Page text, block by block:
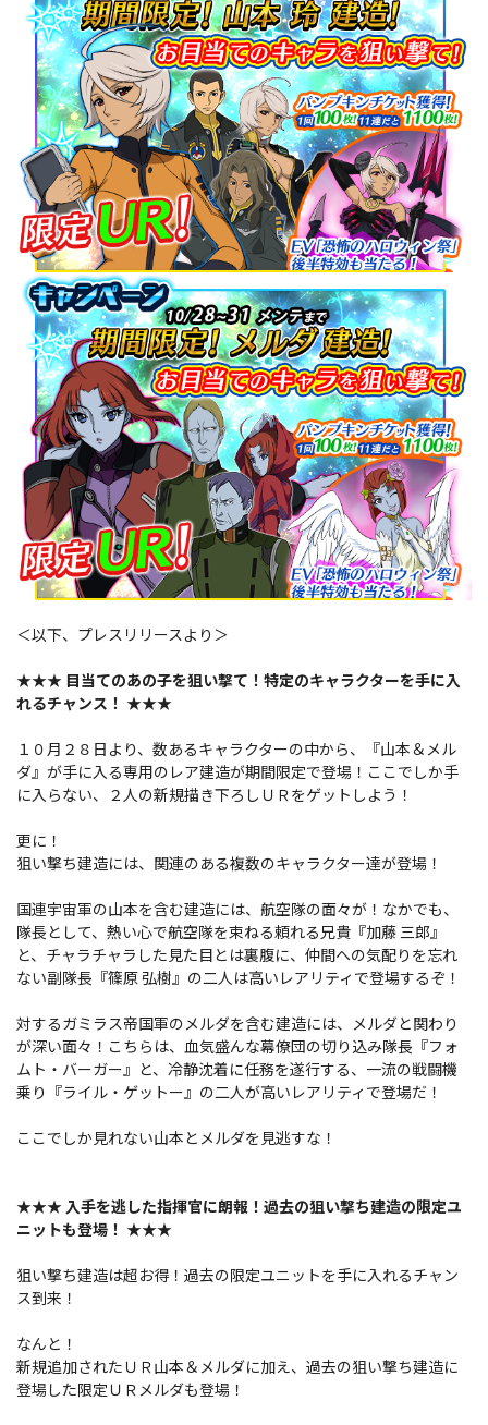
＜以下、プレスリリースより＞
★★★ 目当てのあの子を狙い撃て！特定のキャラクターを手に入
れるチャンス！ ★★★
１０月２８日より、数あるキャラクターの中から、『山本＆メル
ダ』が手に入る専用のレア建造が期間限定で登場！ここでしか手
に入らない、２人の新規描き下ろしＵＲをゲットしよう！
更に！
狙い撃ち建造には、関連のある複数のキャラクター達が登場！
国連宇宙軍の山本を含む建造には、航空隊の面々が！なかでも、
隊長として、熱い心で航空隊を束ねる頼れる兄貴『加藤 三郎』
と、チャラチャラした見た目とは裏腹に、仲間への気配りを忘れ
ない副隊長『篠原 弘樹』の二人は高いレアリティで登場するぞ！
対するガミラス帝国軍のメルダを含む建造には、メルダと関わり
が深い面々！こちらは、血気盛んな幕僚団の切り込み隊長『フォ
ムト・バーガー』と、冷静沈着に任務を遂行する、一流の戦闘機
乗り『ライル・ゲットー』の二人が高いレアリティで登場だ！
ここでしか見れない山本とメルダを見逃すな！
★★★ 入手を逃した指揮官に朗報！過去の狙い撃ち建造の限定ユ
ニットも登場！ ★★★
狙い撃ち建造は超お得！過去の限定ユニットを手に入れるチャン
ス到来！
なんと！
新規追加されたＵＲ山本＆メルダに加え、過去の狙い撃ち建造に
登場した限定ＵＲメルダも登場！